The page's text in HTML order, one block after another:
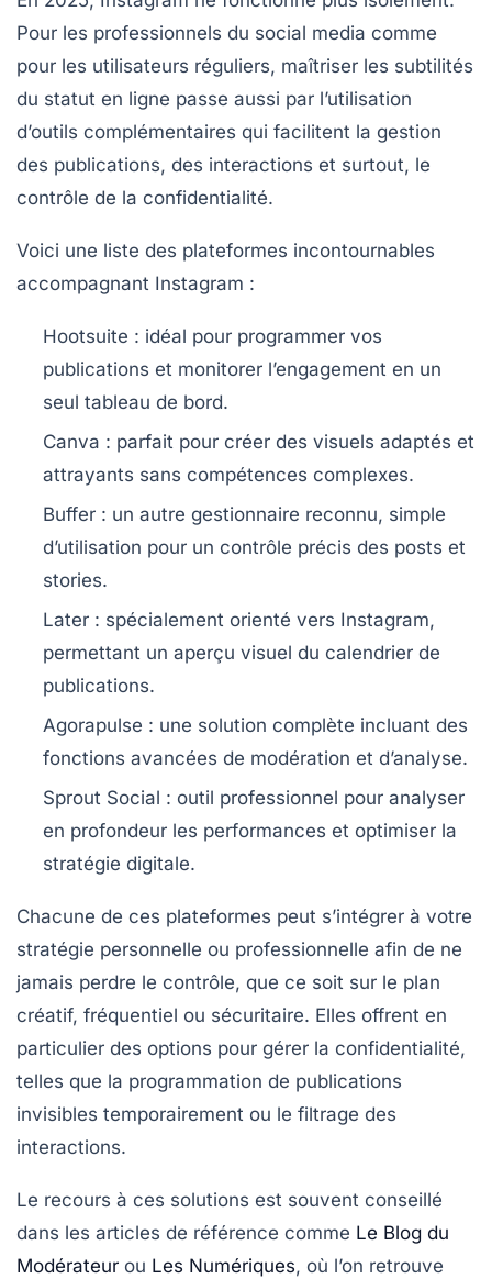
Pour les professionnels du social media comme
pour les utilisateurs réguliers, maîtriser les subtilités
du statut en ligne passe aussi par l’utilisation
d’outils complémentaires qui facilitent la gestion
des publications, des interactions et surtout, le
contrôle de la confidentialité.
Voici une liste des plateformes incontournables
accompagnant Instagram :
Hootsuite : idéal pour programmer vos
publications et monitorer l’engagement en un
seul tableau de bord.
Canva : parfait pour créer des visuels adaptés et
attrayants sans compétences complexes.
Buffer : un autre gestionnaire reconnu, simple
d’utilisation pour un contrôle précis des posts et
stories.
Later : spécialement orienté vers Instagram,
permettant un aperçu visuel du calendrier de
publications.
Agorapulse : une solution complète incluant des
fonctions avancées de modération et d’analyse.
Sprout Social : outil professionnel pour analyser
en profondeur les performances et optimiser la
stratégie digitale.
Chacune de ces plateformes peut s’intégrer à votre
stratégie personnelle ou professionnelle afin de ne
jamais perdre le contrôle, que ce soit sur le plan
créatif, fréquentiel ou sécuritaire. Elles offrent en
particulier des options pour gérer la confidentialité,
telles que la programmation de publications
invisibles temporairement ou le filtrage des
interactions.
Le recours à ces solutions est souvent conseillé
dans les articles de référence comme Le Blog du
Modérateur ou Les Numériques, où l’on retrouve